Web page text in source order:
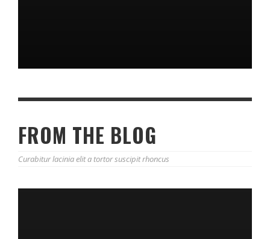
FROM THE BLOG
Curabitur lacinia elit a tortor suscipit rhoncus